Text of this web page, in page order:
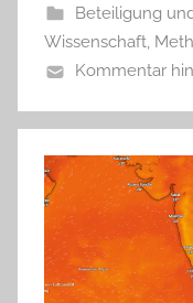
Beteiligung
Wissenschaft,
Kommentar